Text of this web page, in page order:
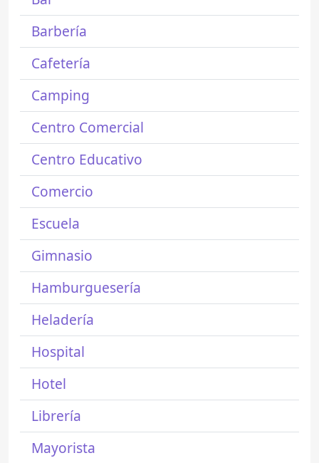
Barbería
Cafetería
Camping
Centro Comercial
Centro Educativo
Comercio
Escuela
Gimnasio
Hamburguesería
Heladería
Hospital
Hotel
Librería
Mayorista